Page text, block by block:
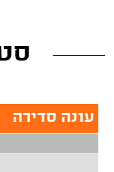
עונה סדירה